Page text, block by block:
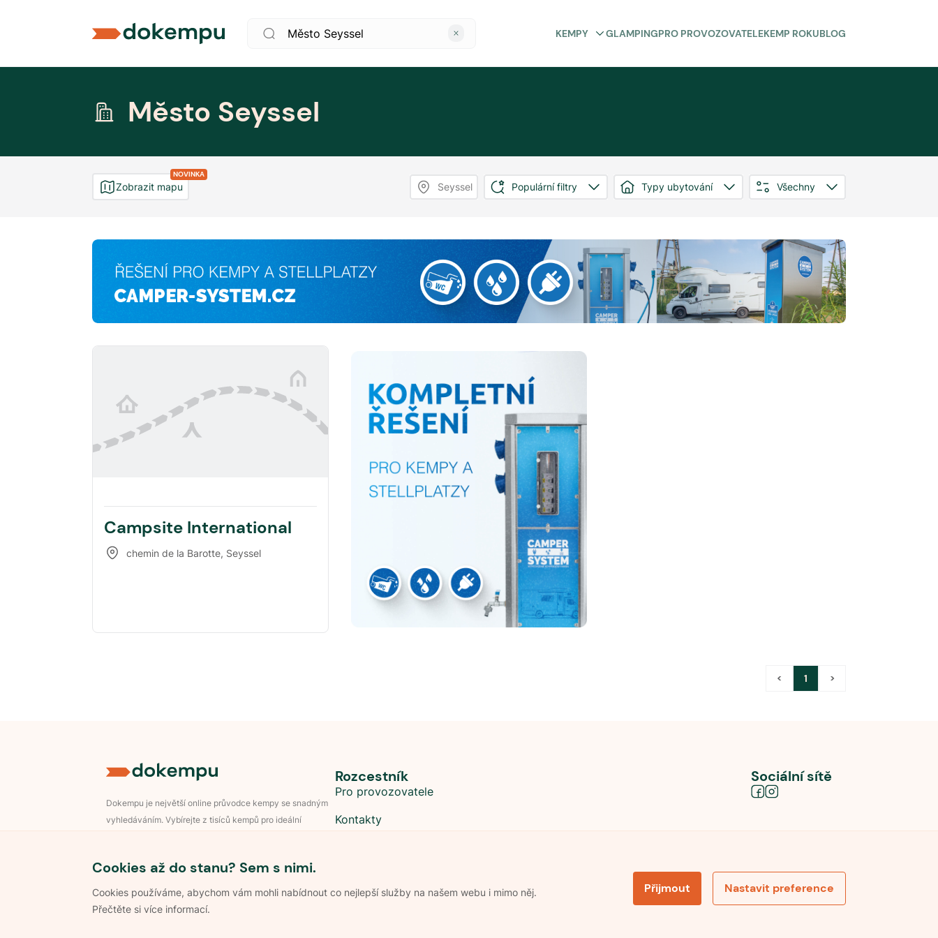
KEMPY GLAMPINGPRO PROVOZOVATELEKEMP ROKUBLOG
Město Seyssel
NOVINKA
Zobrazit mapu Seyssel Populární filtry Typy ubytování Všechny
Campsite International
chemin de la Barotte, Seyssel
< 1 >
Cookies až do stanu? Sem s nimi.
Cookies používáme, abychom vám mohli nabídnout co nejlepší služby na našem webu i mimo něj.
Přečtěte si více informací.
Přijmout Nastavit preference
Dokempu je největší online průvodce kempy se snadným
vyhledáváním. Vybírejte z tisíců kempů pro ideální
Rozcestník
Pro provozovatele
Kontakty
Sociální sítě